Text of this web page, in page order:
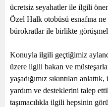
ücretsiz seyahatler ile ilgili
Özel Halk otobüsü esnafına
bürokratlar ile birlikte
Konuyla ilgili geçtiğimiz
üzere ilgili bakan ve
yaşadığımız sıkıntıları
yardım ve desteklerini talep
taşımacılıkla ilgili hepsinin